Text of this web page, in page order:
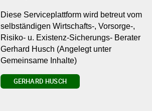
Diese Serviceplattform wird betreut vom
selbständigen Wirtschafts-, Vorsorge-,
Risiko- u. Existenz-Sicherungs- Berater
Gerhard Husch (Angelegt unter
Gemeinsame Inhalte)
GERHARD HUSCH